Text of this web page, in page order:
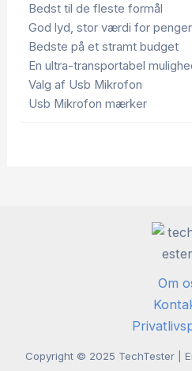
Bedst til de fleste formål
God lyd, stor værdi for
Bedste på et stramt budget
En ultra-transportabel
Valg af Usb Mikrofon
Usb Mikrofon mærker
Om
Copyright © 2025 TechTester |